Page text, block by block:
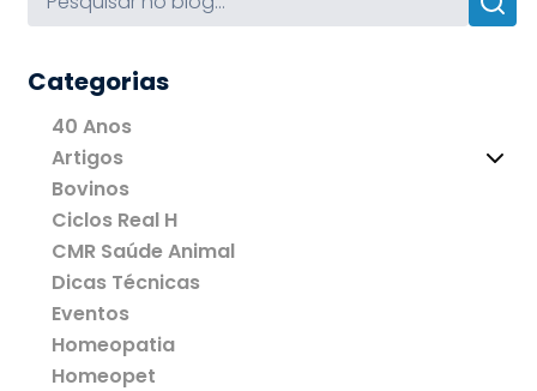
Categorias
40 Anos
Artigos
Bovinos
Ciclos Real H
CMR Saúde Animal
Dicas Técnicas
Eventos
Homeopatia
Homeopet